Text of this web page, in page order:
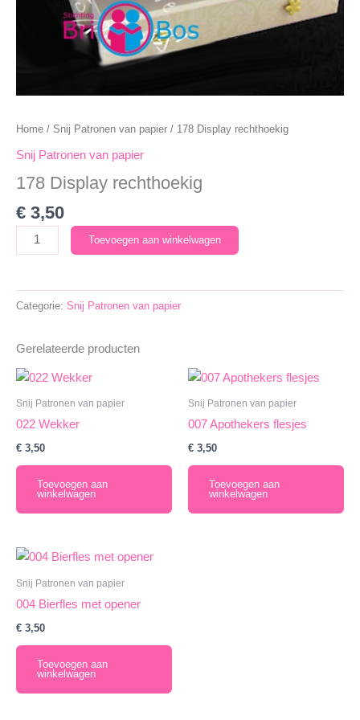
Home / Snij Patronen van papier / 178 Display rechthoekig
Snij Patronen van papier
178 Display rechthoekig
€ 3,50
Display
aantal
Toevoegen aan winkelwagen
Categorie: Snij Patronen van papier
Gerelateerde producten
Snij Patronen van papier
022 Wekker
€ 3,50
Toevoegen aan
winkelwagen
Snij Patronen van papier
007 Apothekers flesjes
€ 3,50
Toevoegen aan
winkelwagen
Snij Patronen van papier
004 Bierfles met opener
€ 3,50
Toevoegen aan
winkelwagen